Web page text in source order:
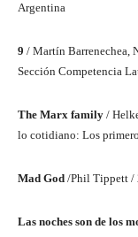
Argentina
9 / Martín Barrenechea,
Sección Competencia
The Marx family /
lo cotidiano: Los
Mad God /Phil Tippett /
Las noches son de los